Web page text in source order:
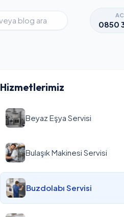
0850
Hizmetlerimiz
Beyaz Eşya Servisi
Bulaşık Makinesi Servisi
Buzdolabı Servisi